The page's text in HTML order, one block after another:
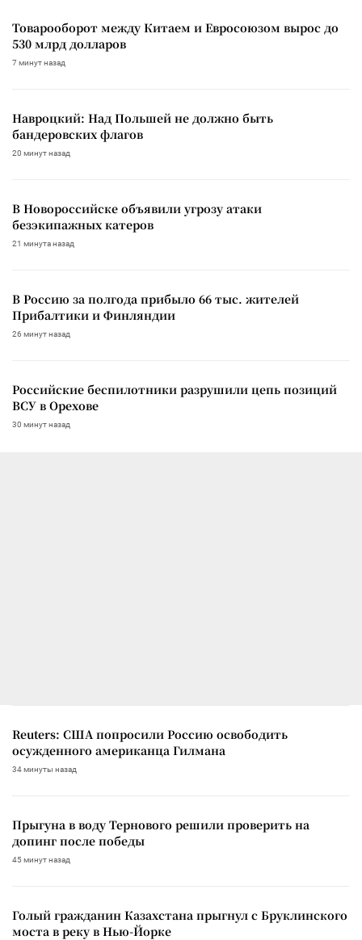
Товарооборот между Китаем и Евросоюзом вырос до
530 млрд долларов
7 минут назад
Навроцкий: Над Польшей не должно быть
бандеровских флагов
20 минут назад
В Новороссийске объявили угрозу атаки
безэкипажных катеров
21 минута назад
В Россию за полгода прибыло 66 тыс. жителей
Прибалтики и Финляндии
26 минут назад
Российские беспилотники разрушили цепь позиций
ВСУ в Орехове
30 минут назад
Reuters: США попросили Россию освободить
осужденного американца Гилмана
34 минуты назад
Прыгуна в воду Тернового решили проверить на
допинг после победы
45 минут назад
Голый гражданин Казахстана прыгнул с Бруклинского
моста в реку в Нью-Йорке